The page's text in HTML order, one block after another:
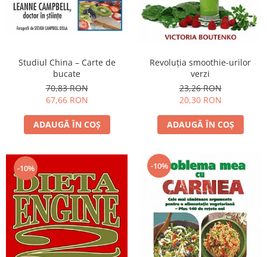
Studiul China – Carte de
bucate
70,83 RON
67,66 RON
ADAUGĂ ÎN COȘ
Revoluţia smoothie-urilor
verzi
23,26 RON
20,30 RON
ADAUGĂ ÎN COȘ
-10% -10%